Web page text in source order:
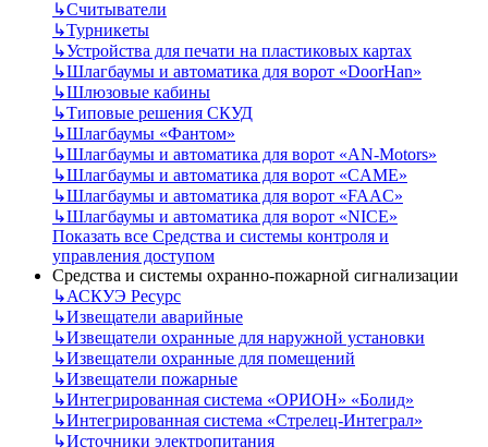
↳Считыватели
↳Турникеты
↳Устройства для печати на пластиковых картах
↳Шлагбаумы и автоматика для ворот «DoorHan»
↳Шлюзовые кабины
↳Типовые решения СКУД
↳Шлагбаумы «Фантом»
↳Шлагбаумы и автоматика для ворот «AN-Motors»
↳Шлагбаумы и автоматика для ворот «CAME»
↳Шлагбаумы и автоматика для ворот «FAAC»
↳Шлагбаумы и автоматика для ворот «NICE»
Показать все Средства и системы контроля и
управления доступом
Средства и системы охранно-пожарной сигнализации
↳АСКУЭ Ресурс
↳Извещатели аварийные
↳Извещатели охранные для наружной установки
↳Извещатели охранные для помещений
↳Извещатели пожарные
↳Интегрированная система «ОРИОН» «Болид»
↳Интегрированная система «Стрелец-Интеграл»
↳Источники электропитания